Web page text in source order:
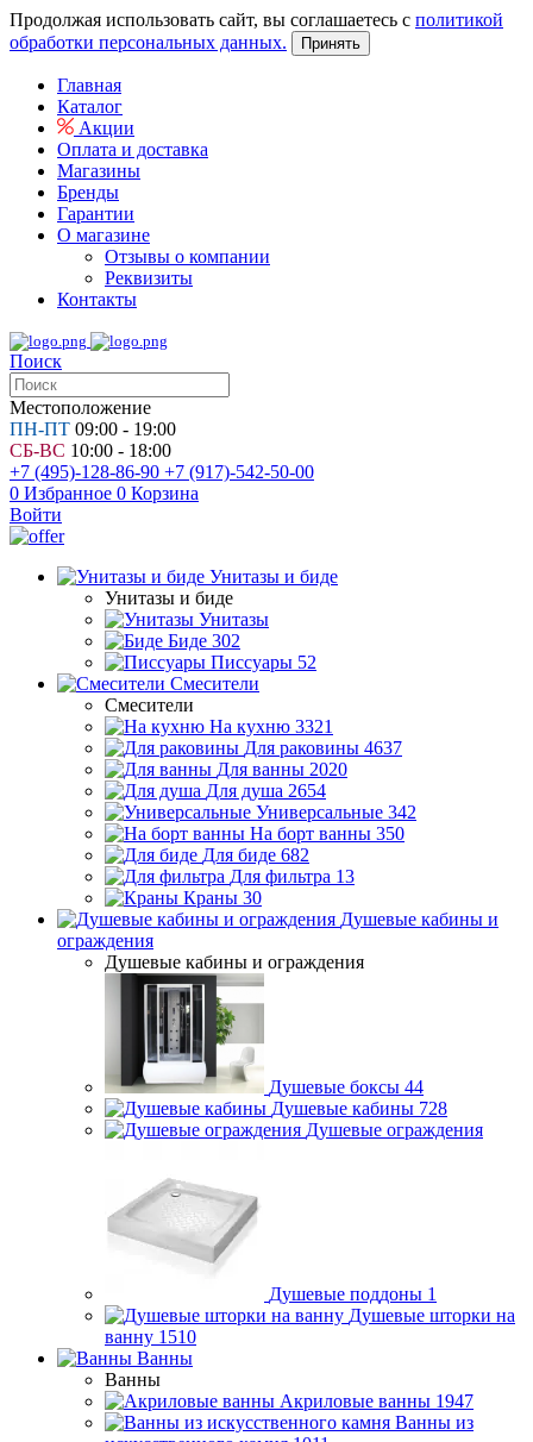
Продолжая использовать сайт, вы соглашаетесь с политикой
обработки персональных данных.
Принять
Главная
Каталог
Акции
Оплата и доставка
Магазины
Бренды
Гарантии
О магазине
Отзывы о компании
Реквизиты
Контакты
Поиск
Местоположение
ПН-ПТ 09:00 - 19:00
СБ-ВС 10:00 - 18:00
+7 (495)-128-86-90 +7 (917)-542-50-00
0 Избранное 0 Корзина
Войти
Унитазы и биде
Унитазы и биде
Унитазы
Биде 302
Писсуары 52
Смесители
Смесители
На кухню 3321
Для раковины 4637
Для ванны 2020
Для душа 2654
Универсальные 342
На борт ванны 350
Для биде 682
Для фильтра 13
Краны 30
Душевые кабины и
ограждения
Душевые кабины и ограждения
Душевые боксы 44
Душевые кабины 728
Душевые ограждения
Душевые поддоны 1
Душевые шторки на
ванну 1510
Ванны
Ванны
Акриловые ванны 1947
Ванны из